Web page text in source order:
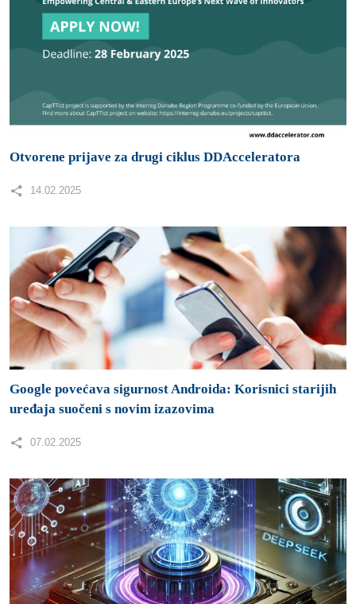
Otvorene prijave za drugi ciklus DDAcceleratora
14.02.2025
Google povećava sigurnost Androida: Korisnici starijih
uređaja suočeni s novim izazovima
07.02.2025